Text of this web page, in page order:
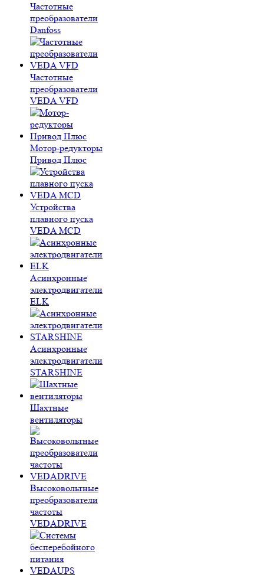
Частотные
преобразователи
Danfoss
Частотные
преобразователи
VEDA VFD
Мотор-редукторы
Привод Плюс
Устройства
плавного пуска
VEDA MCD
Асинхронные
электродвигатели
ELK
Асинхронные
электродвигатели
STARSHINE
Шахтные
вентиляторы
Высоковольтные
преобразователи
частоты
VEDADRIVE